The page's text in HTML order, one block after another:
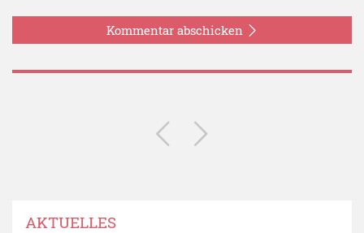
Kommentar abschicken
AKTUELLES